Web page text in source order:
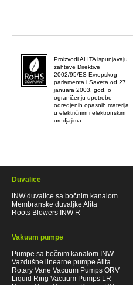
Proizvodi ALITA ispunjavaju
zahteve Direktive
2002/95/ES Evropskog
parlamenta i Saveta od 27.
januara 2003. god. o
ograničenju upotrebe
odredjenih opasnih materija
u električnim i elektronskim
uredjajima.
Duvalice
INW duvalice sa bočnim kanalom
Membranske duvaljke Alita
Roots Blowers INW R
Vakuum pumpe
Pumpe sa bočnim kanalom INW
Vazdušne linearne pumpe Alita
Rotary Vane Vacuum Pumps ORV
Liquid Ring Vacuum Pumps LR